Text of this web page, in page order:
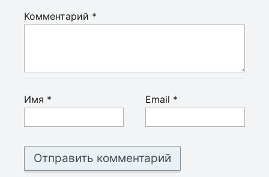
Комментарий *
Имя * Email *